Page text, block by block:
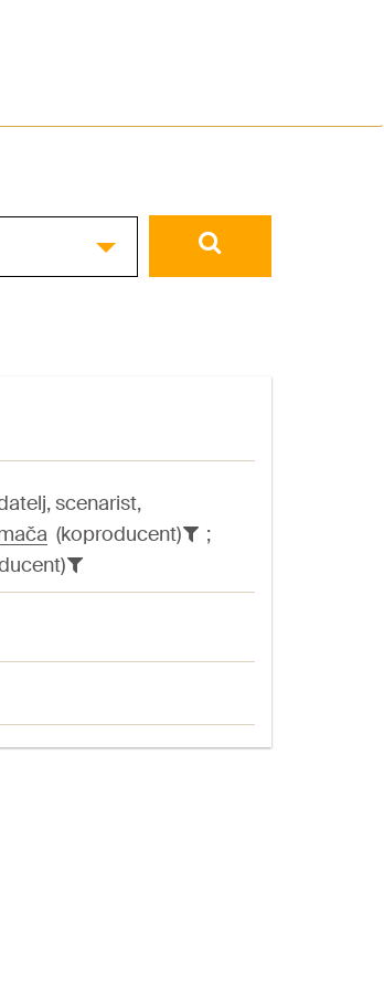
scenarist,
(koproducent)
;